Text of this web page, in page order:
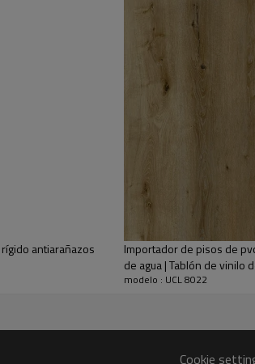
en resistencia a las rayas y las manchas.
antiarañazos
Importador de pisos de
de agua | Tablón de vinilo
modelo : UCL 8022
Cookie